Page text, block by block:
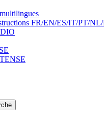
FR/EN/ES/IT/PT/